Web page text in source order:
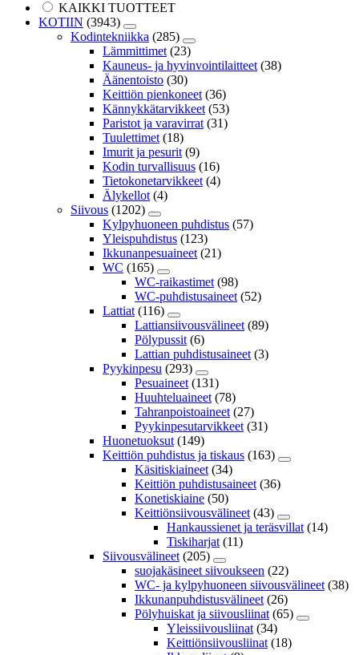
KAIKKI TUOTTEET
KOTIIN (3943)
Kodintekniikka (285)
Lämmittimet (23)
Kauneus- ja hyvinvointilaitteet (38)
Äänentoisto (30)
Keittiön pienkoneet (36)
Kännykkätarvikkeet (53)
Paristot ja varavirrat (31)
Tuulettimet (18)
Imurit ja pesurit (9)
Kodin turvallisuus (16)
Tietokonetarvikkeet (4)
Älykellot (4)
Siivous (1202)
Kylpyhuoneen puhdistus (57)
Yleispuhdistus (123)
Ikkunanpesuaineet (21)
WC (165)
WC-raikastimet (98)
WC-puhdistusaineet (52)
Lattiat (116)
Lattiansiivousvälineet (89)
Pölypussit (6)
Lattian puhdistusaineet (3)
Pyykinpesu (293)
Pesuaineet (131)
Huuhteluaineet (78)
Tahranpoistoaineet (27)
Pyykinpesutarvikkeet (31)
Huonetuoksut (149)
Keittiön puhdistus ja tiskaus (163)
Käsitiskiaineet (34)
Keittiön puhdistusaineet (36)
Konetiskiaine (50)
Keittiönsiivousvälineet (43)
Hankaussienet ja teräsvillat (14)
Tiskiharjat (11)
Siivousvälineet (205)
suojakäsineet siivoukseen (22)
WC- ja kylpyhuoneen siivousvälineet (38)
Ikkunanpuhdistusvälineet (26)
Pölyhuiskat ja siivousliinat (65)
Yleissiivousliinat (34)
Keittiönsiivousliinat (18)